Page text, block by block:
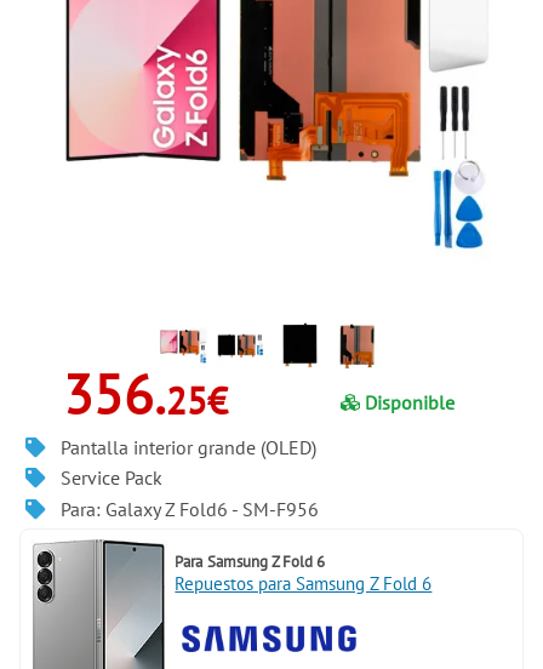
356.25€ Disponible
Pantalla interior grande (OLED)
Service Pack
Para: Galaxy Z Fold6 - SM-F956
Para Samsung Z Fold 6
Repuestos para Samsung Z Fold 6